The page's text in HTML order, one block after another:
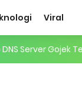
Viral
Contoh